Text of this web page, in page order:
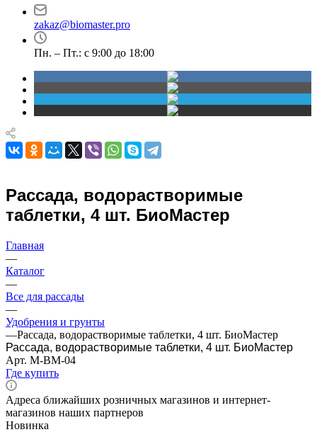
zakaz@biomaster.pro
Пн. – Пт.: с 9:00 до 18:00
Рассада, водорастворимые
таблетки, 4 шт. БиоМастер
Главная
—
Каталог
—
Все для рассады
—
Удобрения и грунты
—Рассада, водорастворимые таблетки, 4 шт. БиоМастер
Рассада, водорастворимые таблетки, 4 шт. БиоМастер
Арт. M-BM-04
Где купить
Адреса ближайших розничных магазинов и интернет-
магазинов наших партнеров
Новинка